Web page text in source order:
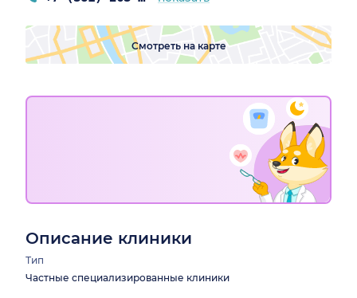
Смотреть на карте
Описание клиники
Тип
Частные специализированные клиники